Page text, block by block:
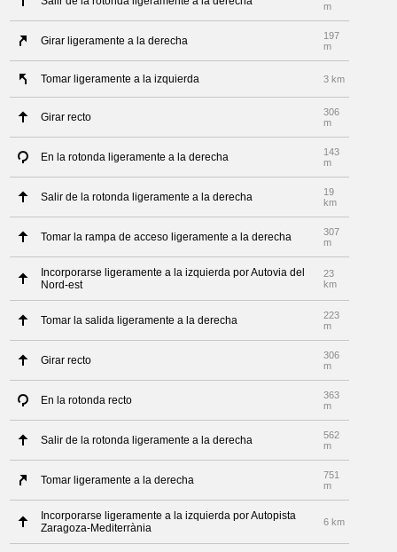
m
Girar ligeramente a la derecha
197
m
Tomar ligeramente a la izquierda 3 km
Girar recto
306
m
En la rotonda ligeramente a la derecha
143
m
Salir de la rotonda ligeramente a la derecha
19
km
Tomar la rampa de acceso ligeramente a la derecha
307
m
Incorporarse ligeramente a la izquierda por Autovia del
Nord-est
23
km
Tomar la salida ligeramente a la derecha
223
m
Girar recto
306
m
En la rotonda recto
363
m
Salir de la rotonda ligeramente a la derecha
562
m
Tomar ligeramente a la derecha
751
m
Incorporarse ligeramente a la izquierda por Autopista
Zaragoza-Mediterrània
6 km